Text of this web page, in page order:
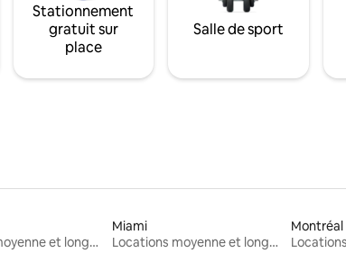
Stationnement
gratuit sur
place
Salle de sport
Locations moyenne et longue durée
Miami
Locations moyenne et longue durée
Montréal